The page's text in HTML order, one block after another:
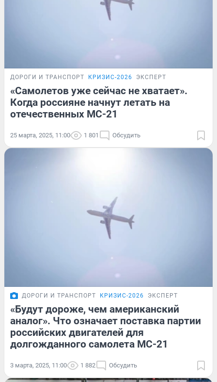
ДОРОГИ И ТРАНСПОРТ КРИЗИС-2026 ЭКСПЕРТ
«Самолетов уже сейчас не хватает».
Когда россияне начнут летать на
отечественных МС-21
25 марта, 2025, 11:00 1 801 Обсудить
ДОРОГИ И ТРАНСПОРТ КРИЗИС-2026 ЭКСПЕРТ
«Будут дороже, чем американский
аналог». Что означает поставка партии
российских двигателей для
долгожданного самолета МС-21
3 марта, 2025, 11:00 1 882 Обсудить